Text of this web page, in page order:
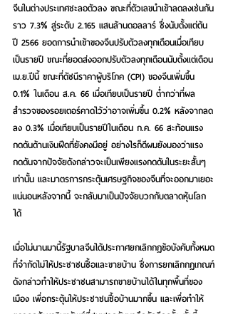
จีนในต่างประเทศชะลอตัวลง ขณะที่ตัวเลขนำเข้าลดลงเช่นกัน
ราว 7.3% สู่ระดับ 2.165 แสนล้านดอลลาร์ ซึ่งนับตั้งแต่ต้น
ปี 2566 ยอดการนำเข้าของจีนปรับตัวลงทุกเดือนเมื่อเทียบ
เป็นรายปี ขณะที่ยอดส่งออกปรับตัวลงทุกเดือนนับตั้งแต่เดือน
เม.ย.ปีนี้ ขณะที่ดัชนีราคาผู้บริโภค (CPI) ของจีนเพิ่มขึ้น
0.1% ในเดือน ส.ค. 66 เมื่อเทียบเป็นรายปี ต่ำกว่าที่ผล
สำรวจของรอยเตอร์คาดไว้ว่าอาจเพิ่มขึ้น 0.2% หลังจากลด
ลง 0.3% เมื่อเทียบเป็นรายปีในเดือน ก.ค. 66 สะท้อนแรง
กดดันด้านเงินฝืดที่ยังคงมีอยู่ อย่างไรก็ดีผมยังมองว่าแรง
กดดันจากปัจจัยดังกล่าวจะเป็นเพียงแรงกดดันในระยะสั้นๆ
เท่านั้น และมาตรการกระตุ้นเศรษฐกิจของจีนที่จะออกมาเยอะ
แน่นอนหลังจากนี้ จะกลับมาเป็นปัจจัยบวกกับตลาดหุ้นโลก
ได้
เมื่อไม่นานมานี้รัฐบาลจีนได้ประกาศยกเลิกกฎข้อบังคับทั้งหมด
ที่จำกัดไม่ให้ประชาชนซื้อและขายบ้าน ซึ่งการยกเลิกกฎเกณฑ์
ดังกล่าวทำให้ประชาชนสามารถขายบ้านได้ในทุกพื้นที่ของ
เมือง เพื่อกระตุ้นให้ประชาชนซื้อบ้านมากขึ้น และเพื่อทำให้